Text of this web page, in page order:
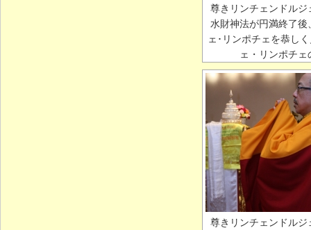
尊きリンチェンドル
水財神法が円満終了
ェ･リンポチェを恭し
ェ・リンポチ
尊きリンチェンドル